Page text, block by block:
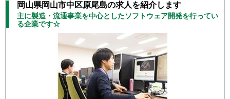
岡山県岡山市中区原尾島の求人を紹介します
主に製造・流通事業を中心としたソフトウェア開発を行ってい
る企業です☆